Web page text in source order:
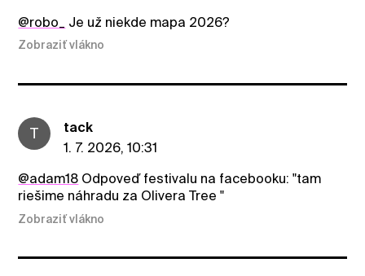
@robo_
Je už niekde mapa 2026?
Zobraziť vlákno
T
tack
1. 7. 2026, 10:31
@adam18 Odpoveď festivalu na facebooku: "tam
riešime náhradu za Olivera Tree "
Zobraziť vlákno